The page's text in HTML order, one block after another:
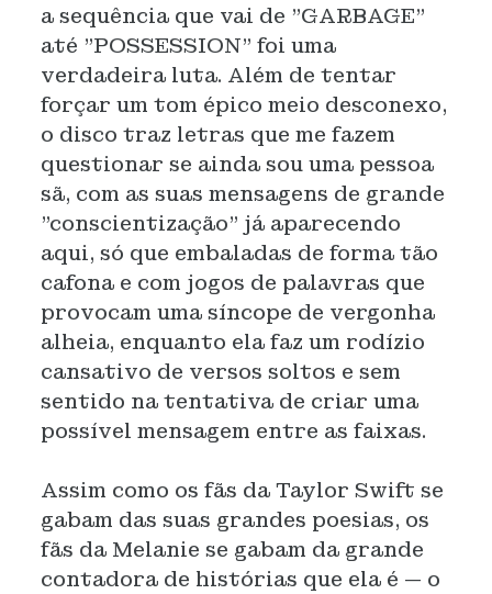
a sequência que vai de "GARBAGE"
até "POSSESSION" foi uma
verdadeira luta. Além de tentar
forçar um tom épico meio desconexo,
o disco traz letras que me fazem
questionar se ainda sou uma pessoa
sã, com as suas mensagens de grande
"conscientização" já aparecendo
aqui, só que embaladas de forma tão
cafona e com jogos de palavras que
provocam uma síncope de vergonha
alheia, enquanto ela faz um rodízio
cansativo de versos soltos e sem
sentido na tentativa de criar uma
possível mensagem entre as faixas.
Assim como os fãs da Taylor Swift se
gabam das suas grandes poesias, os
fãs da Melanie se gabam da grande
contadora de histórias que ela é — o